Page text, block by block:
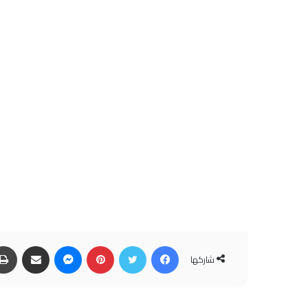
شاركها
فيسبوك تويتر بينتيريست ماسنجر مشاركة عبر البريد